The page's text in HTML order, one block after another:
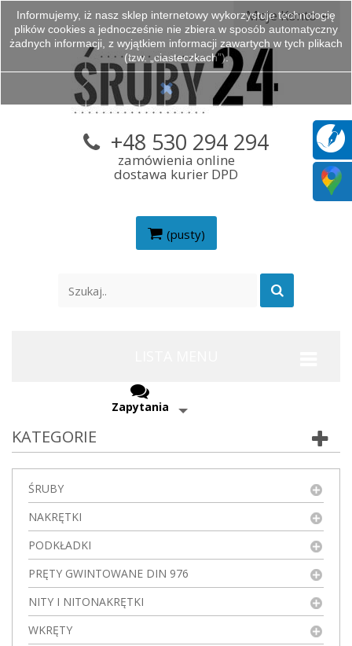
Moje Konto
(pusty)
+48 530 294 294
zamówienia online
dostawa kurier DPD
Zapytania
KATEGORIE
ŚRUBY
NAKRĘTKI
PODKŁADKI
PRĘTY GWINTOWANE DIN 976
NITY I NITONAKRĘTKI
WKRĘTY
Informujemy, iż nasz sklep internetowy wykorzystuje technologię
plików cookies a jednocześnie nie zbiera w sposób automatyczny
żadnych informacji, z wyjątkiem informacji zawartych w tych plikach
(tzw. „ciasteczkach”).